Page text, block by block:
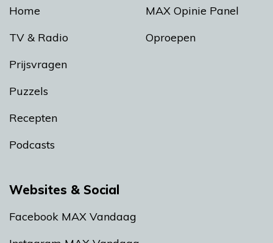
Home
TV & Radio
Prijsvragen
Puzzels
Recepten
Podcasts
MAX Opinie Panel
Oproepen
Websites & Social
Facebook MAX Vandaag